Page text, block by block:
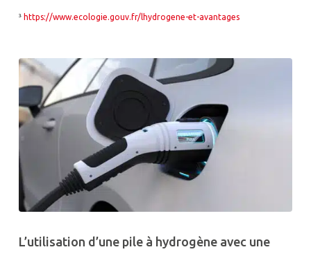
³ https://www.ecologie.gouv.fr/lhydrogene-et-avantages
L’utilisation d’une pile à hydrogène avec une